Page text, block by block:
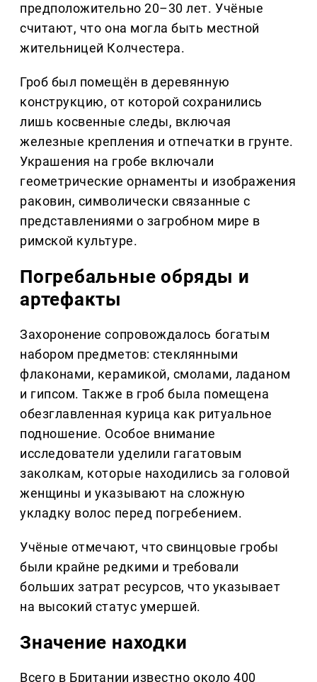
предположительно 20–30 лет. Учёные
считают, что она могла быть местной
жительницей Колчестера.
Гроб был помещён в деревянную
конструкцию, от которой сохранились
лишь косвенные следы, включая
железные крепления и отпечатки в грунте.
Украшения на гробе включали
геометрические орнаменты и изображения
раковин, символически связанные с
представлениями о загробном мире в
римской культуре.
Погребальные обряды и
артефакты
Захоронение сопровождалось богатым
набором предметов: стеклянными
флаконами, керамикой, смолами, ладаном
и гипсом. Также в гроб была помещена
обезглавленная курица как ритуальное
подношение. Особое внимание
исследователи уделили гагатовым
заколкам, которые находились за головой
женщины и указывают на сложную
укладку волос перед погребением.
Учёные отмечают, что свинцовые гробы
были крайне редкими и требовали
больших затрат ресурсов, что указывает
на высокий статус умершей.
Значение находки
Всего в Британии известно около 400